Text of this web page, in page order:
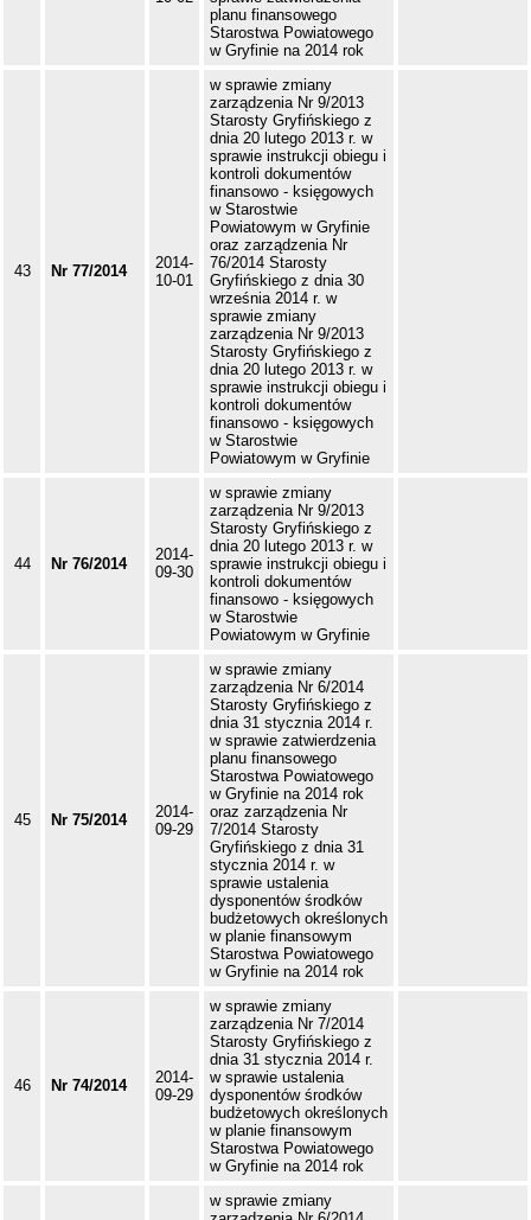
planu finansowego
Starostwa Powiatowego
w Gryfinie na 2014 rok
43 Nr 77/2014
2014-
10-01
w sprawie zmiany
zarządzenia Nr 9/2013
Starosty Gryfińskiego z
dnia 20 lutego 2013 r. w
sprawie instrukcji obiegu i
kontroli dokumentów
finansowo - księgowych
w Starostwie
Powiatowym w Gryfinie
oraz zarządzenia Nr
76/2014 Starosty
Gryfińskiego z dnia 30
września 2014 r. w
sprawie zmiany
zarządzenia Nr 9/2013
Starosty Gryfińskiego z
dnia 20 lutego 2013 r. w
sprawie instrukcji obiegu i
kontroli dokumentów
finansowo - księgowych
w Starostwie
Powiatowym w Gryfinie
44 Nr 76/2014
2014-
09-30
w sprawie zmiany
zarządzenia Nr 9/2013
Starosty Gryfińskiego z
dnia 20 lutego 2013 r. w
sprawie instrukcji obiegu i
kontroli dokumentów
finansowo - księgowych
w Starostwie
Powiatowym w Gryfinie
45 Nr 75/2014
2014-
09-29
w sprawie zmiany
zarządzenia Nr 6/2014
Starosty Gryfińskiego z
dnia 31 stycznia 2014 r.
w sprawie zatwierdzenia
planu finansowego
Starostwa Powiatowego
w Gryfinie na 2014 rok
oraz zarządzenia Nr
7/2014 Starosty
Gryfińskiego z dnia 31
stycznia 2014 r. w
sprawie ustalenia
dysponentów środków
budżetowych określonych
w planie finansowym
Starostwa Powiatowego
w Gryfinie na 2014 rok
46 Nr 74/2014
2014-
09-29
w sprawie zmiany
zarządzenia Nr 7/2014
Starosty Gryfińskiego z
dnia 31 stycznia 2014 r.
w sprawie ustalenia
dysponentów środków
budżetowych określonych
w planie finansowym
Starostwa Powiatowego
w Gryfinie na 2014 rok
w sprawie zmiany